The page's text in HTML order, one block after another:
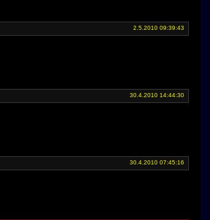
2.5.2010 09:39:43
30.4.2010 14:44:30
30.4.2010 07:45:16